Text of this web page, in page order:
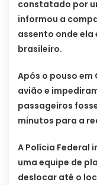
constatado por
informou a
assento onde
brasileiro.
Após o pouso
avião e
passageiros
minutos para a
A Polícia Federal
uma equipe de
deslocar até o